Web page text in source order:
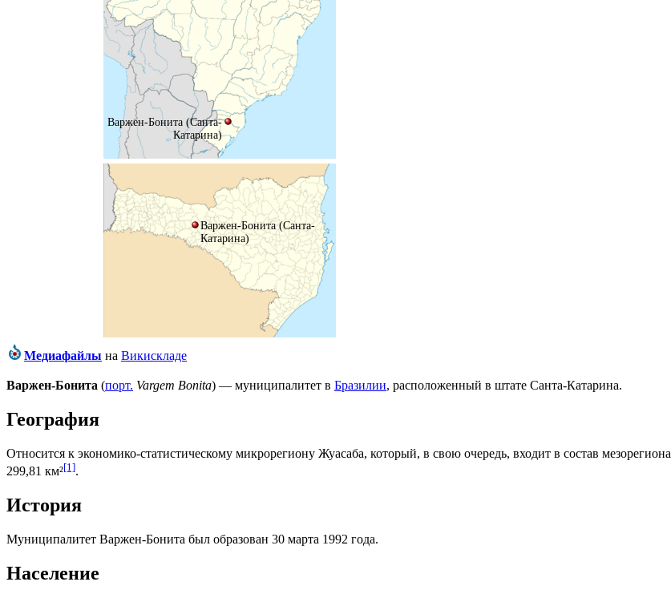
Варжен-Бонита (Санта-
Катарина)
Варжен-Бонита (Санта-
Катарина)
Медиафайлы на Викискладе
Варжен-Бонита (порт. Vargem Bonita) — муниципалитет в Бразилии, расположенный в штате Санта-Катарина.
География
Относится к экономико-статистическому микрорегиону Жуасаба, который, в свою очередь, входит в состав мезорегиона
299,81 км²[1].
История
Муниципалитет Варжен-Бонита был образован 30 марта 1992 года.
Население